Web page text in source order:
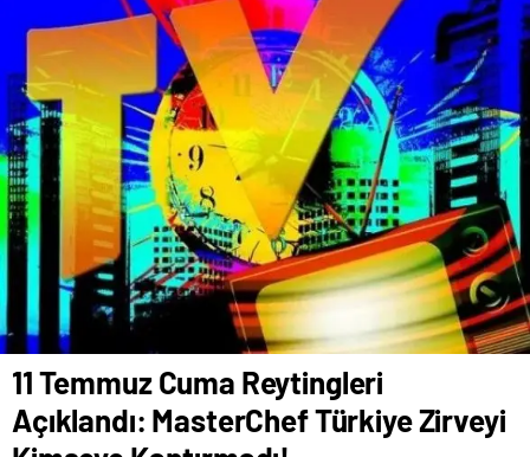
11 Temmuz Cuma Reytingleri
Açıklandı: MasterChef Türkiye Zirveyi